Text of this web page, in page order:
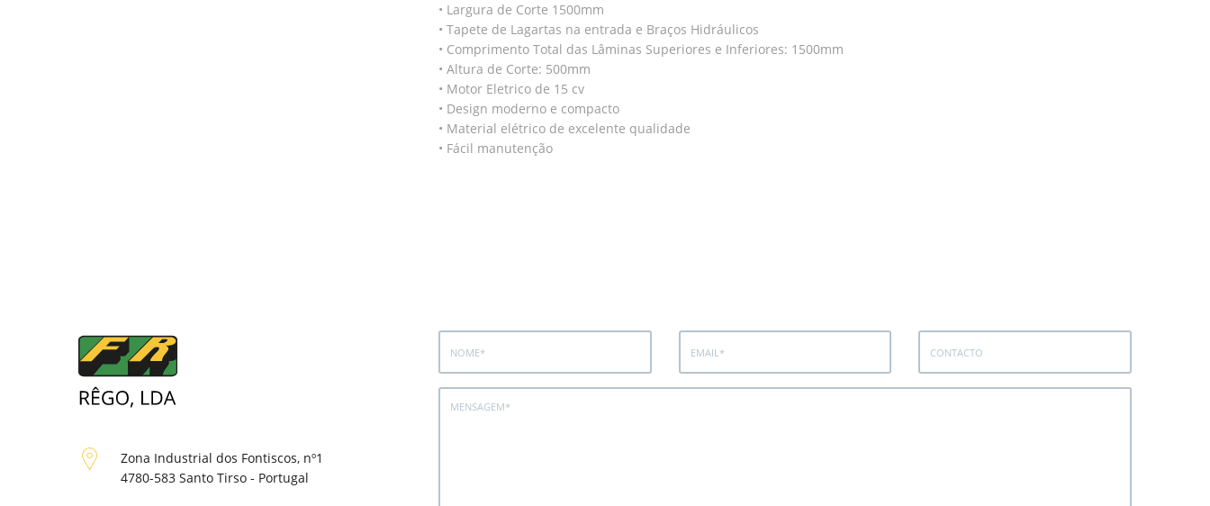
• Largura de Corte 1500mm
• Tapete de Lagartas na entrada e Braços Hidráulicos
• Comprimento Total das Lâminas Superiores e Inferiores: 1500mm
• Altura de Corte: 500mm
• Motor Eletrico de 15 cv
• Design moderno e compacto
• Material elétrico de excelente qualidade
• Fácil manutenção
Zona Industrial dos Fontiscos, nº1
4780-583 Santo Tirso - Portugal